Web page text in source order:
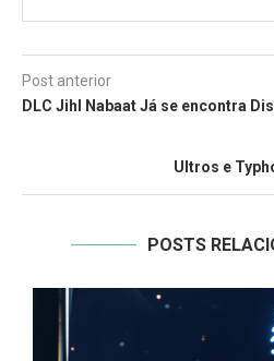
Post anterior
DLC Jihl Nabaat Já se encontra
Ultros e
POSTS